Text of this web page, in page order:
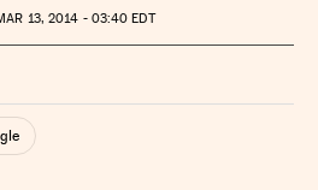
13, 2014 - 03:40 EDT
Redes Sociales